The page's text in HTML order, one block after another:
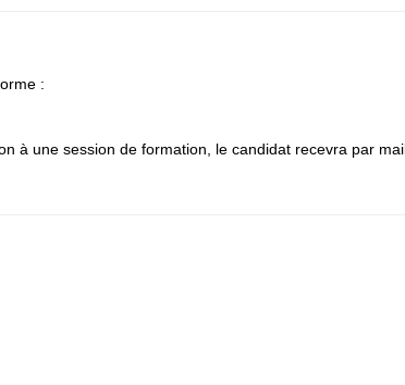
:
à une session de formation, le candidat recevra par